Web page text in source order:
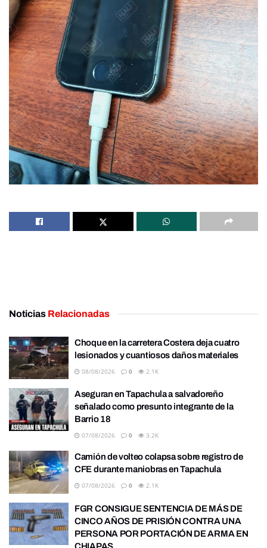
Noticias Relacionadas
Choque en la carretera Costera deja cuatro
lesionados y cuantiosos daños materiales
08/08/2026 0 2.1K
Aseguran en Tapachula a salvadoreño
señalado como presunto integrante de la
Barrio 18
07/08/2026 0 3.2K
Camión de volteo colapsa sobre registro de
CFE durante maniobras en Tapachula
07/08/2026 0 2.1K
FGR CONSIGUE SENTENCIA DE MÁS DE
CINCO AÑOS DE PRISIÓN CONTRA UNA
PERSONA POR PORTACIÓN DE ARMA EN
CHIAPAS